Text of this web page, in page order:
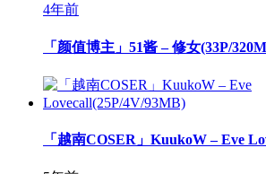
4年前
「颜值博主」51酱 – 修女(33P/
「越南COSER」KuukoW – Eve